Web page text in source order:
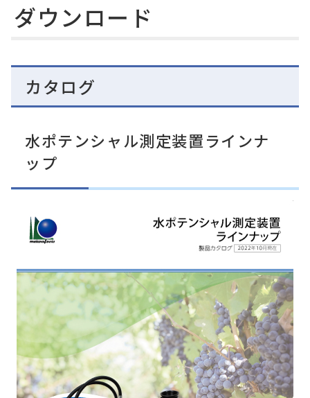
ダウンロード
カタログ
水ポテンシャル測定装置ラインナ
ップ